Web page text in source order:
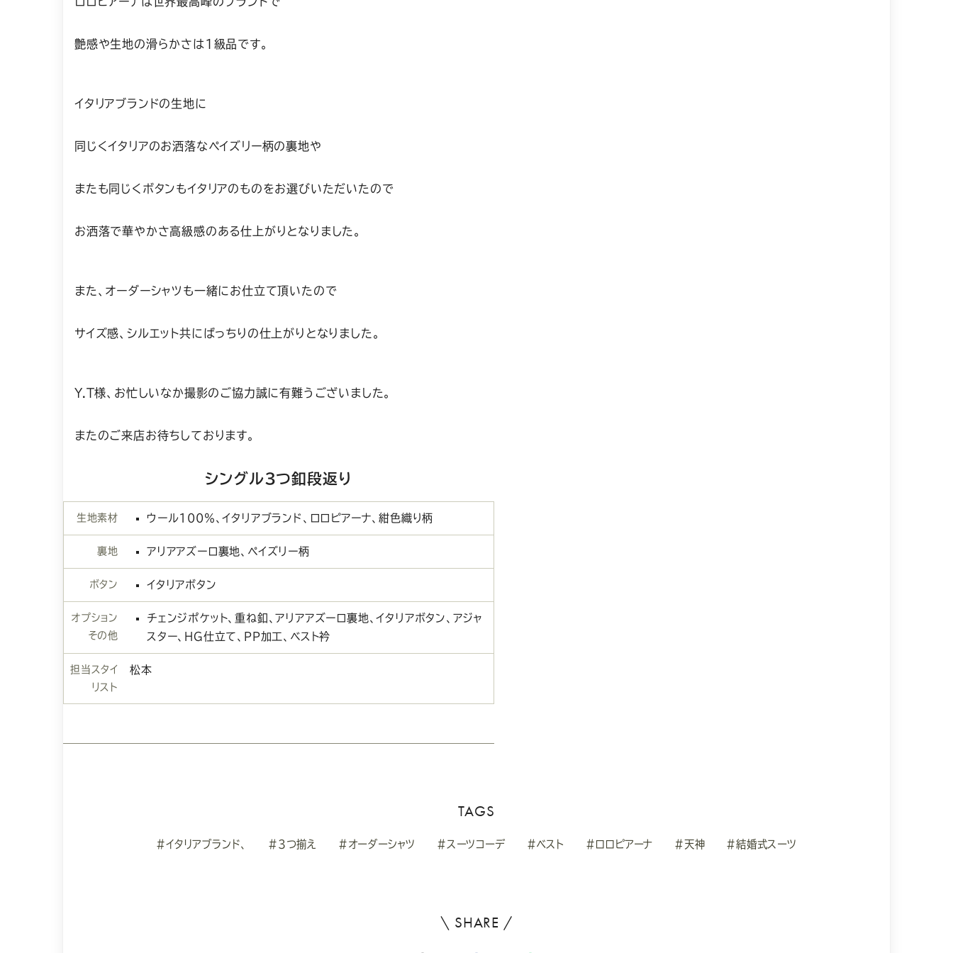
艶感や生地の滑らかさは1級品です。
イタリアブランドの生地に
同じくイタリアのお洒落なペイズリー柄の裏地や
またも同じくボタンもイタリアのものをお選びいただいたので
お洒落で華やかさ高級感のある仕上がりとなりました。
また、オーダーシャツも一緒にお仕立て頂いたので
サイズ感、シルエット共にばっちりの仕上がりとなりました。
Y.T様、お忙しいなか撮影のご協力誠に有難うございました。
またのご来店お待ちしております。
シングル3つ釦段返り
生地素材 ウール100％、イタリアブランド、ロロピアーナ、紺色織り柄
裏地 アリアアズーロ裏地、ペイズリー柄
ボタン イタリアボタン
オプション
その他
チェンジポケット、重ね釦、アリアアズーロ裏地、イタリアボタン、アジャ
スター、HG仕立て、PP加工、ベスト衿
担当スタイ
リスト
松本
TAGS
#イタリアブランド、 #3つ揃え #オーダーシャツ #スーツコーデ #ベスト #ロロピアーナ #天神 #結婚式スーツ
\ SHARE /